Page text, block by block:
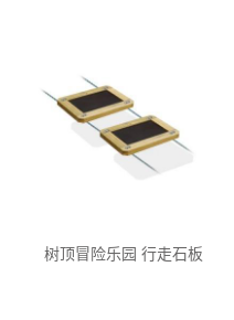
树顶冒险乐园 行走石板